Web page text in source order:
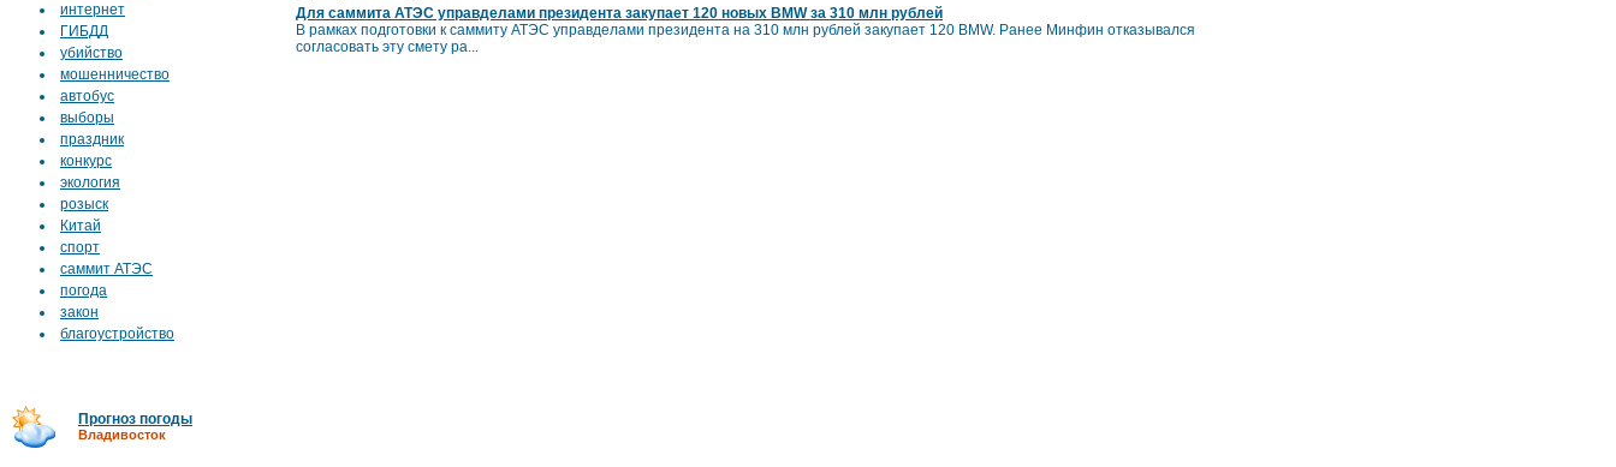
интернет
ГИБДД
убийство
мошенничество
автобус
выборы
праздник
конкурс
экология
розыск
Китай
спорт
саммит АТЭС
погода
закон
благоустройство
Прогноз погоды
Владивосток
Для саммита АТЭС управделами президента закупает 120 новых BMW за 310 млн рублей
В рамках подготовки к саммиту АТЭС управделами президента на 310 млн рублей закупает 120 BMW. Ранее Минфин отказывался
согласовать эту смету ра...